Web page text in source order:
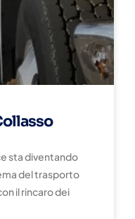
sta diventando
del trasporto
il rincaro dei